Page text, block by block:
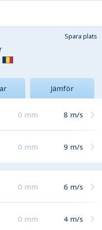
Spara plats
Jämför
0 mm 8 m/s
0 mm 9 m/s
0 mm 6 m/s
0 mm 4 m/s